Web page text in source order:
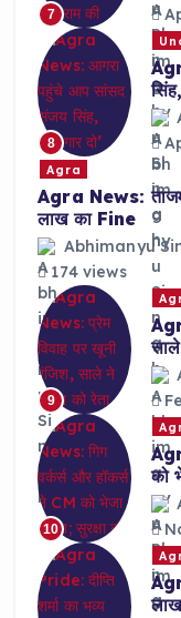
7
8
Agra
Agra News:
लाख का Fine
Abhimanyu
174 views
9
10
को